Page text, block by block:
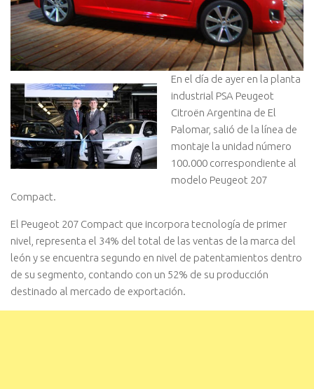
En el día de ayer en la planta
industrial PSA Peugeot
Citroën Argentina de El
Palomar, salió de la línea de
montaje la unidad número
100.000 correspondiente al
modelo Peugeot 207
Compact.
El Peugeot 207 Compact que incorpora tecnología de primer
nivel, representa el 34% del total de las ventas de la marca del
león y se encuentra segundo en nivel de patentamientos dentro
de su segmento, contando con un 52% de su producción
destinado al mercado de exportación.